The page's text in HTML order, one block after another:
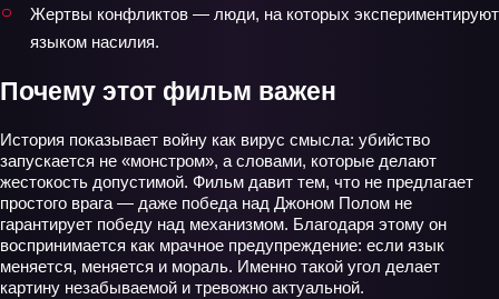
Жертвы конфликтов — люди, на которых экспериментируют
языком насилия.
Почему этот фильм важен
История показывает войну как вирус смысла: убийство
запускается не «монстром», а словами, которые делают
жестокость допустимой. Фильм давит тем, что не предлагает
простого врага — даже победа над Джоном Полом не
гарантирует победу над механизмом. Благодаря этому он
воспринимается как мрачное предупреждение: если язык
меняется, меняется и мораль. Именно такой угол делает
картину незабываемой и тревожно актуальной.